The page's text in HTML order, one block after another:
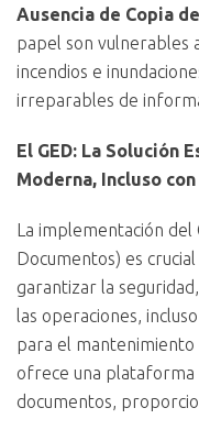
Ausencia de Copia
papel son vulnerables
incendios e
irreparables de
El GED: La Solución
Moderna, Incluso
La implementación del
Documentos) es
garantizar la
las operaciones,
para el mantenimiento
ofrece una plataforma
documentos,